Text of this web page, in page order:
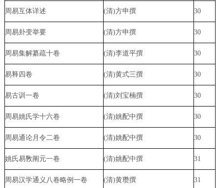
周易互体详述 (清)方申撰 30
周易卦变举要 (清)方申撰 30
周易集解纂疏十卷 (清)李道平撰 30
易释四卷 (清)黄式三撰 30
易古训一卷 (清)刘宝楠撰 30
周易姚氏学十六卷 (清)姚配中撰 30
周易通论月令二卷 (清)姚配中撰 30
姚氏易斆阐元一卷 (清)姚配中撰 31
周易汉学通义八卷略例一卷 (清)黄瓒撰 31